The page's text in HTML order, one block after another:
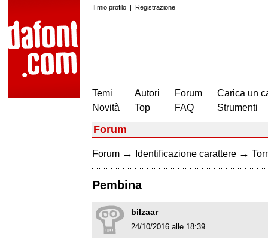
Il mio profilo | Registrazione
Temi
Novità
Autori
Top
Forum
FAQ
Carica un
Strumenti
Forum
Forum → Identificazione carattere →
Pembina
bilzaar
24/10/2016 alle 18:39